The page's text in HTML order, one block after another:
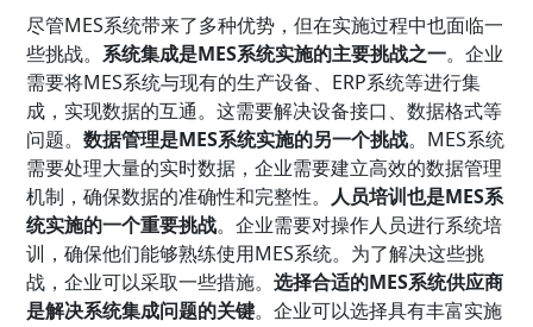
尽管MES系统带来了多种优势，但在实施过程中也面临一
些挑战。系统集成是MES系统实施的主要挑战之一。企业
需要将MES系统与现有的生产设备、ERP系统等进行集
成，实现数据的互通。这需要解决设备接口、数据格式等
问题。数据管理是MES系统实施的另一个挑战。MES系统
需要处理大量的实时数据，企业需要建立高效的数据管理
机制，确保数据的准确性和完整性。 人员培训也是MES系
统实施的一个重要挑战。企业需要对操作人员进行系统培
训，确保他们能够熟练使用MES系统。为了解决这些挑
战，企业可以采取一些措施。选择合适的MES系统供应商
是解决系统集成问题的关键。企业可以选择具有丰富实施